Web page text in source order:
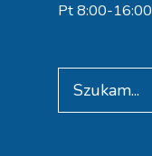
Pt 8:00-16:00